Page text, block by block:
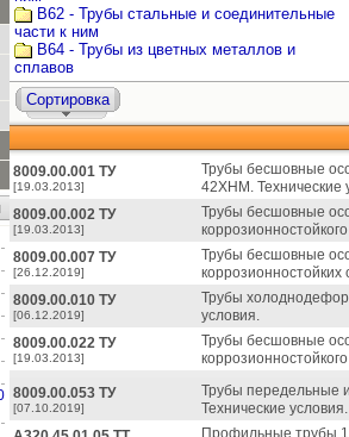
В62 - Трубы стальные и соединительные
части к ним
В64 - Трубы из цветных металлов и
сплавов
Сортировка
8009.00.001 ТУ
[19.03.2013]
Трубы бесшовные
42ХНМ. Технические
8009.00.002 ТУ
[19.03.2013]
Трубы бесшовные
8009.00.007 ТУ
[26.12.2019]
Трубы бесшовные
коррозионностойких
8009.00.010 ТУ
[06.12.2019]
Трубы
условия.
8009.00.022 ТУ
[19.03.2013]
Трубы бесшовные
8009.00.053 ТУ
[07.10.2019]
Трубы
Технические условия.
Профильные трубы